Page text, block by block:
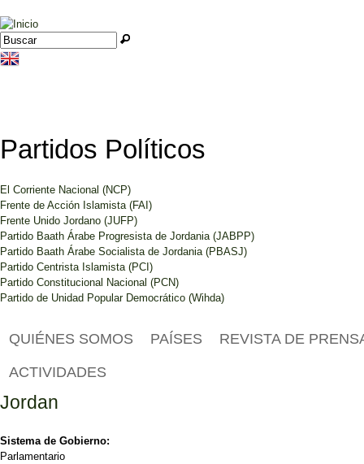
Jump to navigation
Formulario de búsqueda
Buscar
Partidos Políticos
El Corriente Nacional (NCP)
Frente de Acción Islamista (FAI)
Frente Unido Jordano (JUFP)
Partido Baath Árabe Progresista de Jordania (JABPP)
Partido Baath Árabe Socialista de Jordania (PBASJ)
Partido Centrista Islamista (PCI)
Partido Constitucional Nacional (PCN)
Partido de Unidad Popular Democrático (Wihda)
QUIÉNES SOMOS PAÍSES REVISTA DE
ACTIVIDADES
Jordan
Sistema de Gobierno:
Parlamentario